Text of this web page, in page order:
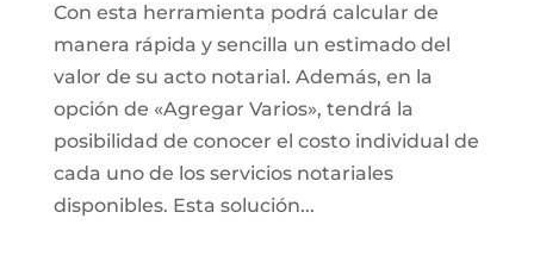
Con esta herramienta podrá calcular de
manera rápida y sencilla un estimado del
valor de su acto notarial. Además, en la
opción de «Agregar Varios», tendrá la
posibilidad de conocer el costo individual de
cada uno de los servicios notariales
disponibles. Esta solución...